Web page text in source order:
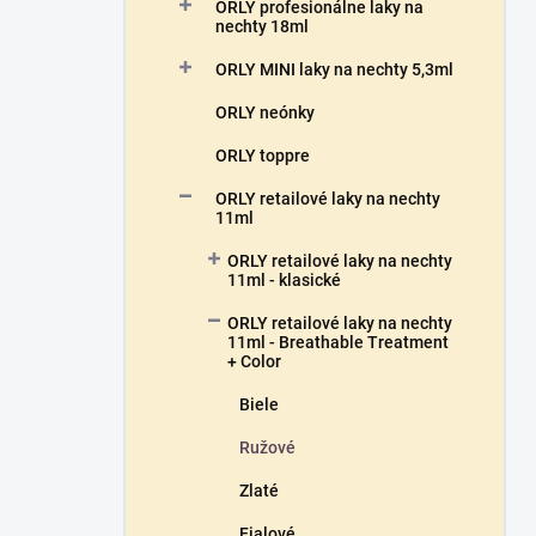
ORLY profesionálne laky na
nechty 18ml
ORLY MINI laky na nechty 5,3ml
ORLY neónky
ORLY toppre
ORLY retailové laky na nechty
11ml
ORLY retailové laky na nechty
11ml - klasické
ORLY retailové laky na nechty
11ml - Breathable Treatment
+ Color
Biele
Ružové
Zlaté